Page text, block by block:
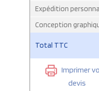
Expédition
Conception
Total TTC
Imprimer
devis